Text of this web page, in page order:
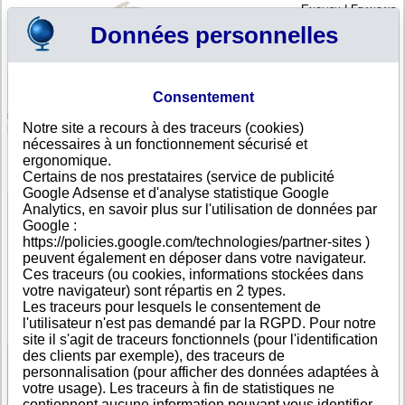
English|Français
Votre panier est vide
Mariannes du Nord >Toutes villes >TINIAN
EJ AUTO REPAIR SHOP, TINIAN
FICHE ENTREPRISE
Dénomination EJ AUTO REPAIR SHOP
Adresse
39 SAN JOSE VILLAGE
Ville
TINIAN
Pays
Mariannes du Nord
Type
d'adresse
Adresse unique
Téléphone
+1-670 67--------
DUNS®
Number
85-------
Voir les informations disponibles
Données personnelles
Consentement
Notre site a recours à des traceurs (cookies)
nécessaires à un fonctionnement sécurisé et
ergonomique.
Certains de nos prestataires (service de publicité
Google Adsense et d'analyse statistique Google
Analytics, en savoir plus sur l'utilisation de données par
Google :
https://policies.google.com/technologies/partner-sites )
peuvent également en déposer dans votre navigateur.
Ces traceurs (ou cookies, informations stockées dans
votre navigateur) sont répartis en 2 types.
Les traceurs pour lesquels le consentement de
l'utilisateur n'est pas demandé par la RGPD. Pour notre
site il s'agit de traceurs fonctionnels (pour l'identification
des clients par exemple), des traceurs de
personnalisation (pour afficher des données adaptées à
votre usage). Les traceurs à fin de statistiques ne